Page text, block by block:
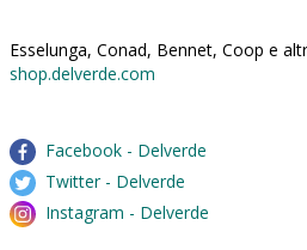
Esselunga, Conad, Bennet, Coop e
shop.delverde.com
Facebook - Delverde
Twitter - Delverde
Instagram - Delverde